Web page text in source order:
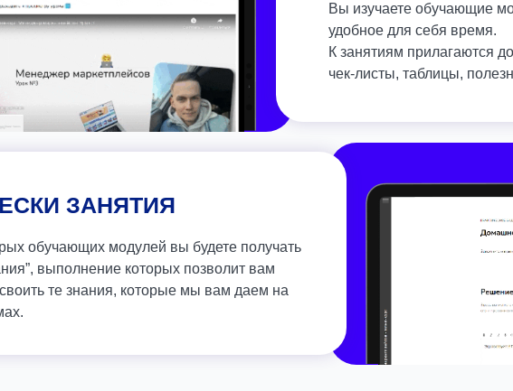
обучающих модулей вы будете получать
выполнение которых позволит вам
те знания, которые мы вам даем на
ЗАНЯТИЯ
Вы изучаете обучающие
удобное для себя время.
К занятиям прилагаются
чек-листы, таблицы,